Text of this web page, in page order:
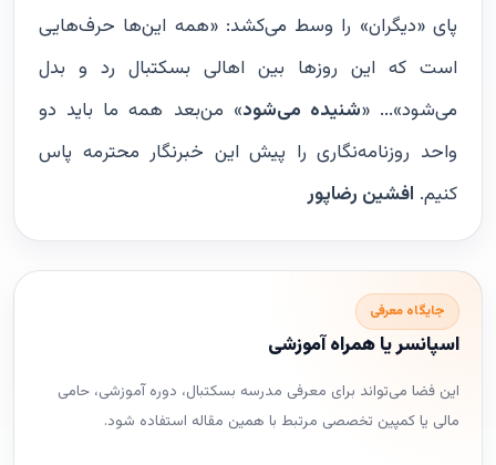
پای «دیگران» را وسط می‌کشد: «همه این‌ها حرف‌هایی
است که این روزها بین اهالی بسکتبال رد و بدل
می‌شود»... «شنیده می‌شود» من‌بعد همه ما باید دو
واحد روزنامه‌نگاری را پیش این خبرنگار محترمه پاس
کنیم. افشین رضاپور
جایگاه معرفی
اسپانسر یا همراه آموزشی
این فضا می‌تواند برای معرفی مدرسه بسکتبال، دوره آموزشی، حامی
مالی یا کمپین تخصصی مرتبط با همین مقاله استفاده شود.